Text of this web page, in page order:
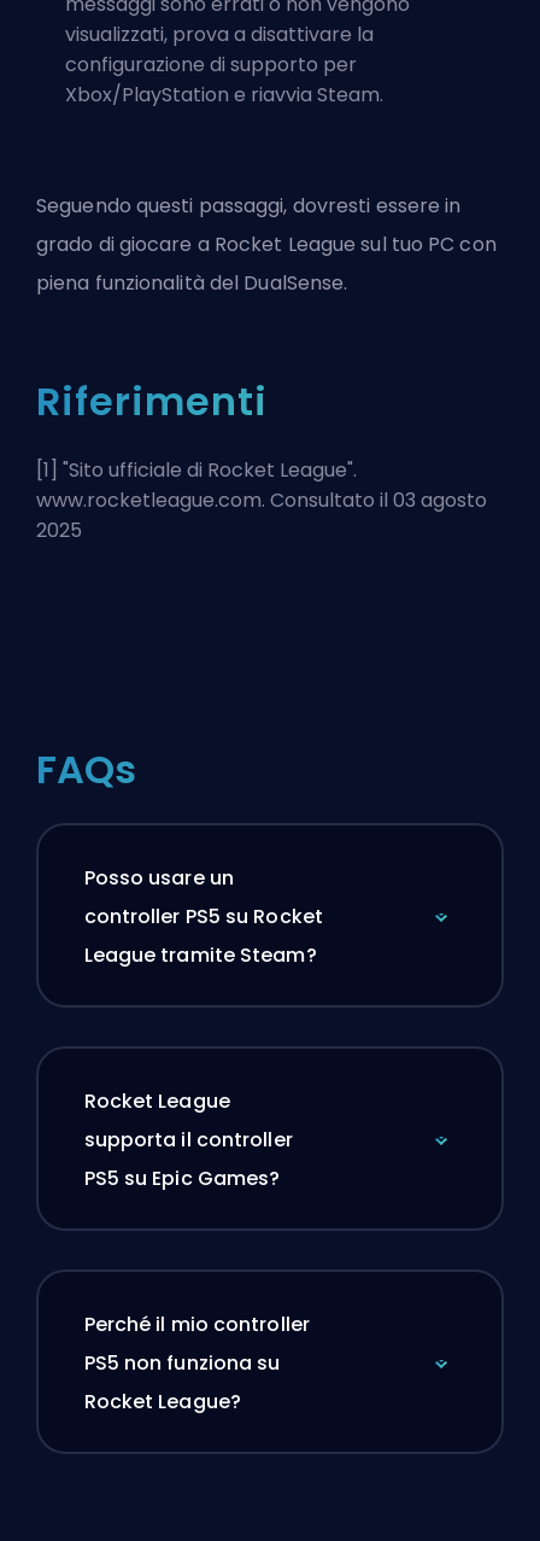
visualizzati, prova a disattivare la
configurazione di supporto per
Xbox/PlayStation e riavvia Steam.
Seguendo questi passaggi, dovresti essere in
grado di giocare a Rocket League sul tuo PC con
piena funzionalità del DualSense.
Riferimenti
[1] "Sito ufficiale di Rocket League".
www.rocketleague.com. Consultato il 03 agosto
2025
FAQs
Posso usare un
controller PS5 su Rocket
League tramite Steam?
Rocket League
supporta il controller
PS5 su Epic Games?
Perché il mio controller
PS5 non funziona su
Rocket League?